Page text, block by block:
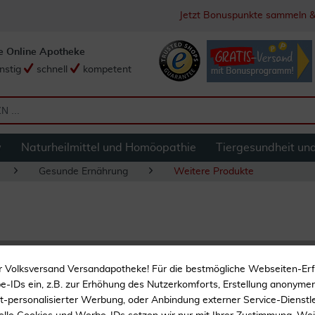
Jetzt Bonuspunkte sammeln
Online Apotheke
schnell kompetent
Naturheilmittel und Homöopathie Tiergesundheit
Gesunde Ernährung Weitere Produkte
Biotin 10 mg
Versandapotheke! Für die bestmögliche Webseiten-
IDs ein, z.B. zur Erhöhung des Nutzerkomforts, Erstellung
personalisierter Werbung, oder Anbindung externer Service-